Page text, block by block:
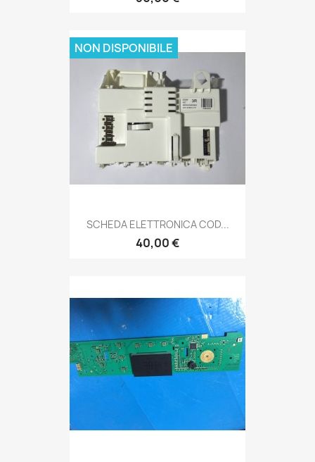
SCHEDA ELETTRONICA COD...
40,00 €
NON DISPONIBILE